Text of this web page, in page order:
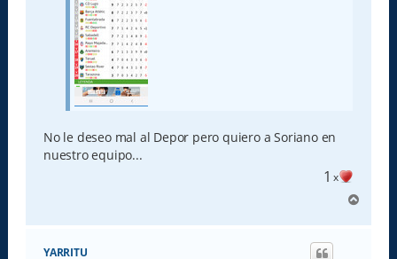
No le deseo mal al Depor pero quiero a Soriano en
nuestro equipo...
1 x
r
YARRITU